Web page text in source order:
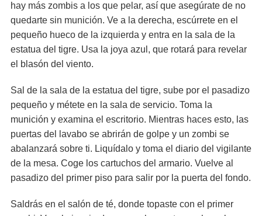
hay más zombis a los que pelar, así que asegúrate de no
quedarte sin munición. Ve a la derecha, escúrrete en el
pequeño hueco de la izquierda y entra en la sala de la
estatua del tigre. Usa la joya azul, que rotará para revelar
el blasón del viento.
Sal de la sala de la estatua del tigre, sube por el pasadizo
pequeño y métete en la sala de servicio. Toma la
munición y examina el escritorio. Mientras haces esto, las
puertas del lavabo se abrirán de golpe y un zombi se
abalanzará sobre ti. Liquídalo y toma el diario del vigilante
de la mesa. Coge los cartuchos del armario. Vuelve al
pasadizo del primer piso para salir por la puerta del fondo.
Saldrás en el salón de té, donde topaste con el primer